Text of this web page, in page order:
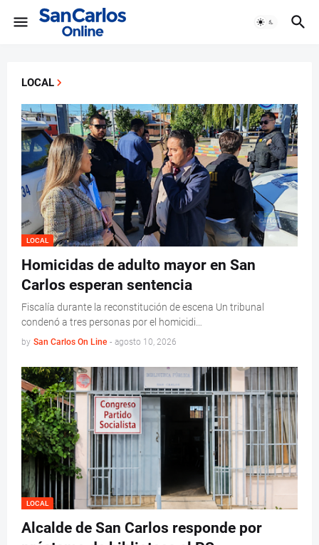
LOCAL
LOCAL
Homicidas de adulto mayor en San
Carlos esperan sentencia
Fiscalía durante la reconstitución de escena Un tribunal
condenó a tres personas por el homicidi…
by San Carlos On Line - agosto 10, 2026
LOCAL
Alcalde de San Carlos responde por